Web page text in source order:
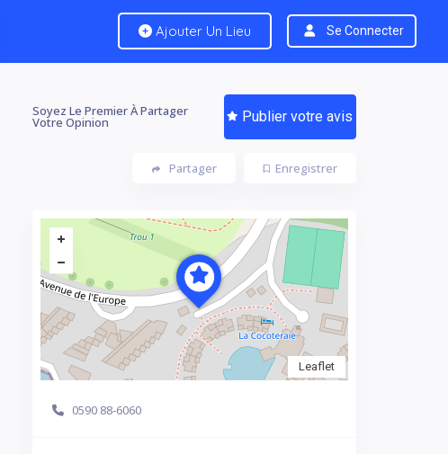
Ajouter Un Lieu Se Connecter
Soyez Le Premier À Partager
Votre Opinion Publier votre avis
Enregistrer
Partager
Leaflet
0590 88-6060